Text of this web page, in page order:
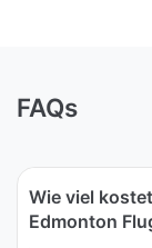
FAQs
Wie viel
Edmonton